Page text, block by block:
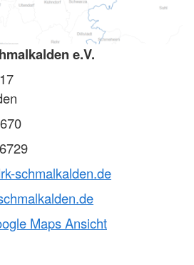
e.V.
schmalkalden.de
Maps Ansicht